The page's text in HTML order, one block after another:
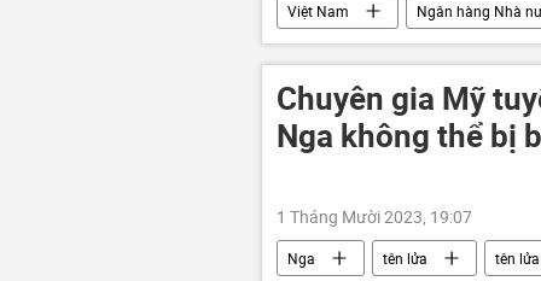
Việt Nam Ngân hàng Nhà
doanh nghiệp
Chuyên gia Mỹ
Nga không thể bị
1 Tháng Mười 2023, 19:07
Nga tên lửa tên